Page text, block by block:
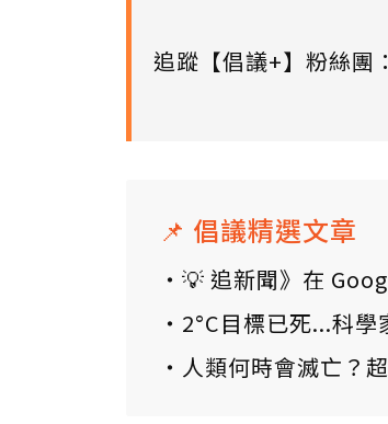
追蹤【倡議+】粉絲團：
📌 倡議精選文章
💡 追新聞》在
2°C目標已死...科
人類何時會滅亡？